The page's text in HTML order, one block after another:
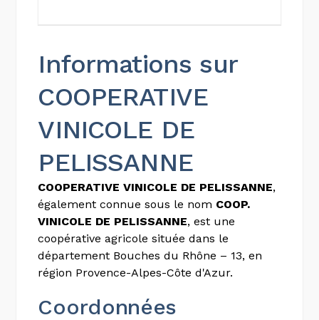
Informations sur
COOPERATIVE
VINICOLE DE
PELISSANNE
COOPERATIVE VINICOLE DE PELISSANNE,
également connue sous le nom COOP.
VINICOLE DE PELISSANNE, est une
coopérative agricole située dans le
département Bouches du Rhône – 13, en
région Provence-Alpes-Côte d'Azur.
Coordonnées